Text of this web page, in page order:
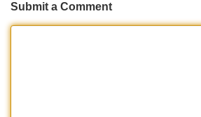
Submit a Comment